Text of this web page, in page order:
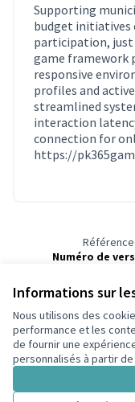
Informations sur
Nous utilisons des
performance et les
de fournir une
personnalisés à partir de
Supporting
budget initiatives
participation, just
game framework
responsive
profiles and
streamlined
interaction
connection for
https://
Référence
Numéro de
Conditions d'utilisation
Paramètres des cookies
participons.colombes.fr
(Lien externe)